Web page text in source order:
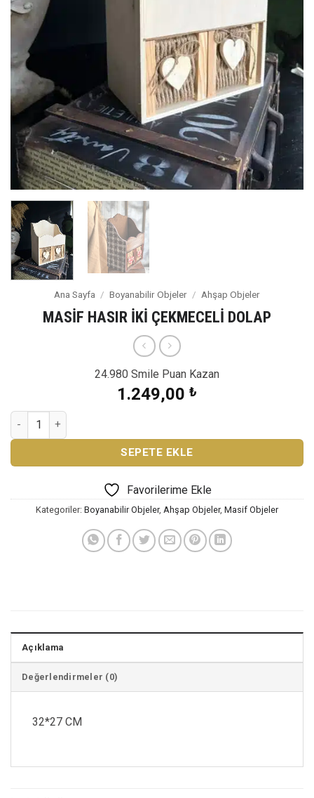
Ana Sayfa / Boyanabilir Objeler / Ahşap Objeler
MASİF HASIR İKİ ÇEKMECELİ DOLAP
24.980 Smile Puan Kazan
1.249,00 ₺
MASİF HASIR İKİ ÇEKMECELİ DOLAP adet
SEPETE EKLE
Favorilerime Ekle
Kategoriler: Boyanabilir Objeler, Ahşap Objeler, Masif Objeler
Açıklama
Değerlendirmeler (0)
32*27 CM